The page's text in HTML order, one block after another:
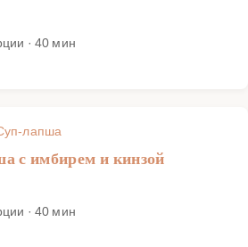
· 40 мин
лапша
с имбирем и кинзой
· 40 мин